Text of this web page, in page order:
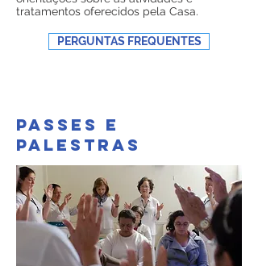
tratamentos oferecidos pela Casa.
PERGUNTAS FREQUENTES
PASSES E
PALESTRAS